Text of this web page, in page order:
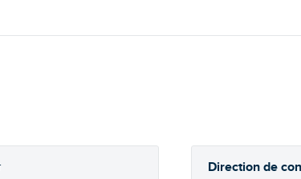
Direction de